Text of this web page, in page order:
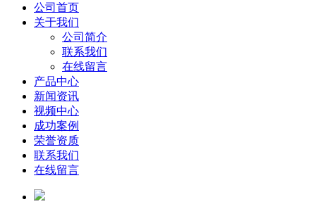
公司首页
关于我们
公司简介
联系我们
在线留言
产品中心
新闻资讯
视频中心
成功案例
荣誉资质
联系我们
在线留言